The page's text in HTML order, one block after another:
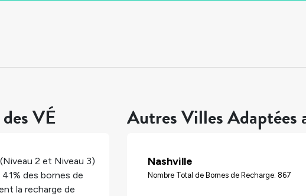
VÉ
2 et Niveau 3)
41% des bornes de
la recharge de
Autres Villes Adaptées
Nashville
Nombre Total de Bornes de Recharge: 867